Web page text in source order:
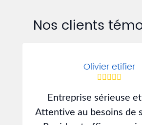
Nos clients
Olivier etifier
Entreprise sérieuse
Attentive au besoins de